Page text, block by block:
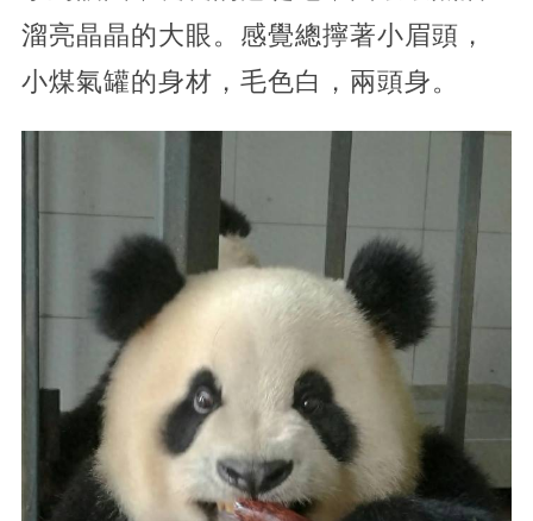
溜亮晶晶的大眼。感覺總擰著小眉頭，
小煤氣罐的身材，毛色白，兩頭身。